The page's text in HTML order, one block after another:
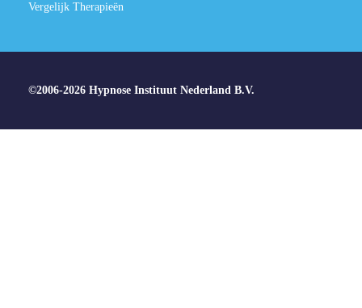
Vergelijk Therapieën
©2006-2026 Hypnose Instituut Nederland B.V.